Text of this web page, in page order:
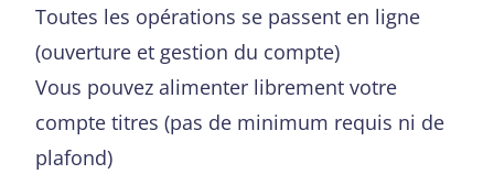
Toutes les opérations se passent en ligne
(ouverture et gestion du compte)
Vous pouvez alimenter librement votre
compte titres (pas de minimum requis ni de
plafond)